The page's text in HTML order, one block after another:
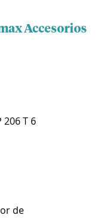
Accesorios
206 T 6
de